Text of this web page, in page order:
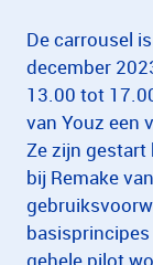
De carrousel
december
13.00 tot
van Youz een
Ze zijn gestart
bij Remake